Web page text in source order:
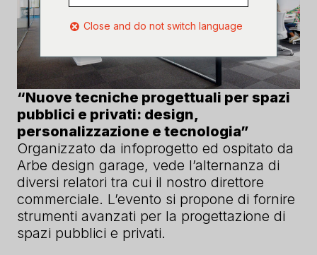
“Nuove tecniche progettuali per spazi
pubblici e privati: design,
personalizzazione e tecnologia”
Organizzato da infoprogetto ed ospitato da
Arbe design garage, vede l’alternanza di
diversi relatori tra cui il nostro direttore
commerciale. L’evento si propone di fornire
strumenti avanzati per la progettazione di
spazi pubblici e privati.
Close and do not switch language